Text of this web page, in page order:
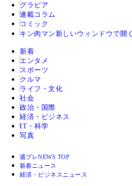
グラビア
連載コラム
コミック
キン肉マン 新しいウィンドウで開く
新着
エンタメ
スポーツ
クルマ
ライフ・文化
社会
政治・国際
経済・ビジネス
IT・科学
写真
週プレNEWS TOP
新着ニュース
経済・ビジネスニュース